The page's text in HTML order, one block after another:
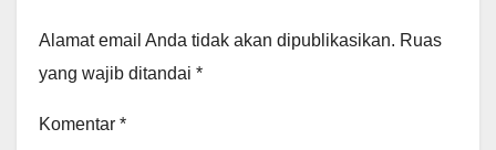
Alamat email Anda tidak akan dipublikasikan. Ruas
yang wajib ditandai *
Komentar *